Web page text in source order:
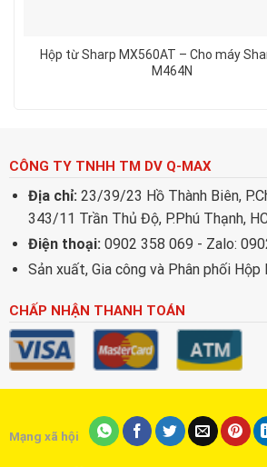
Hộp từ Sharp MX560AT – Cho máy
M464N
CÔNG TY TNHH TM DV Q-MAX
Địa chỉ: 23/39/23 Hồ Thành Biên,
343/11 Trần Thủ Độ, P.Phú Thạnh,
Điện thoại: 0902 358 069 - Zalo:
Sản xuất, Gia công và Phân phối
CHẤP NHẬN THANH TOÁN
Mạng xã hội